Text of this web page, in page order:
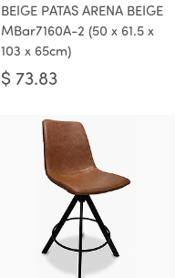
BEIGE PATAS ARENA BEIGE
MBar7160A-2 (50 x 61.5 x
103 x 65cm)
$ 73.83